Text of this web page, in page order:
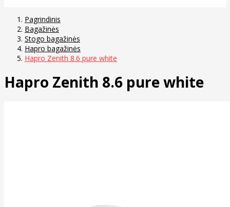
Pagrindinis
Bagažinės
Stogo bagažinės
Hapro bagažinės
Hapro Zenith 8.6 pure white
Hapro Zenith 8.6 pure white